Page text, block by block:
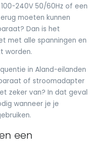
240V 50/60Hz of een
moeten kunnen
Dan is het
met alle spanningen en
worden.
in Aland-eilanden
of stroomadapter
zeker van? In dat geval
wanneer je je
een